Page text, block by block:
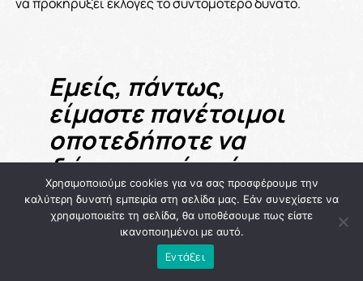
Εμείς, πάντως,
είμαστε πανέτοιμοι
οποτεδήποτε να
δώσουμε μία μάχη
αξιών και θέσεων για
την αξιοπρέπεια και
την άνοδο του
βιοτικού επιπέδου
Χρησιμοποιούμε cookies για να σας προσφέρουμε την
καλύτερη δυνατή εμπειρία στη σελίδα μας. Εάν συνεχίσετε να
χρησιμοποιείτε τη σελίδα, θα υποθέσουμε πως είστε
ικανοποιημένοι με αυτό.
Εντάξει